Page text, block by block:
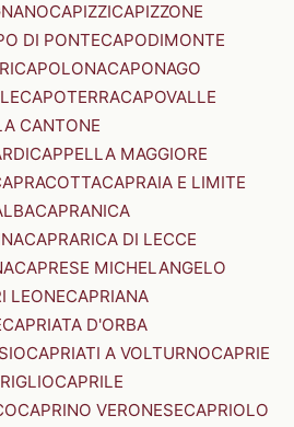
CAPIZZICAPIZZONE
DI PONTECAPODIMONTE
CAPOLONACAPONAGO
CAPOTERRACAPOVALLE
CANTONE
CAPPELLA MAGGIORE
CAPRAIA E LIMITE
CAPRANICA
CAPRARICA DI LECCE
CAPRESE MICHELANGELO
LEONECAPRIANA
CAPRIATA D'ORBA
CAPRIATI A VOLTURNOCAPRIE
CAPRILE
CAPRINO VERONESECAPRIOLO